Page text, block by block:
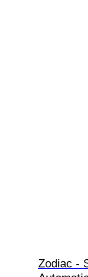
Zodiac -